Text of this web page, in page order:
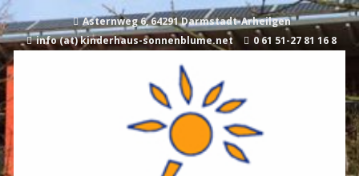
Asternweg 6, 64291 Darmstadt-Arheilgen
info (at) kinderhaus-sonnenblume.net
0 61 51-27 81 16 8